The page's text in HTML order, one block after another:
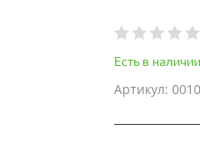
Есть в наличии
Артикул: